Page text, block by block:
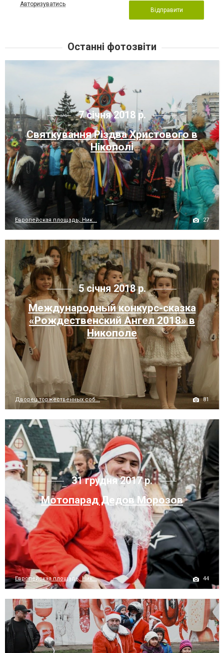
Авторизуватись
Відправити
Останні фотозвіти
7 січня 2018 р.
Святкування Різдва Христового в
Нікополі
Европейская площадь, Ник... 27
5 січня 2018 р.
Международный конкурс-сказка
«Рождественский Ангел 2018» в
Никополе
Дворец торжественных соб... 81
31 грудня 2017 р.
Мотопарад Дедов Морозов
Европейская площадь, Ник... 44